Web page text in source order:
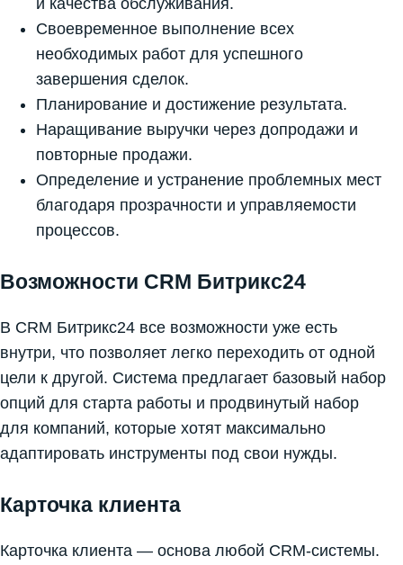
Своевременное выполнение всех
необходимых работ для успешного
завершения сделок.
Планирование и достижение результата.
Наращивание выручки через допродажи и
повторные продажи.
Определение и устранение проблемных мест
благодаря прозрачности и управляемости
процессов.
Возможности CRM Битрикс24
В CRM Битрикс24 все возможности уже есть
внутри, что позволяет легко переходить от одной
цели к другой. Система предлагает базовый набор
опций для старта работы и продвинутый набор
для компаний, которые хотят максимально
адаптировать инструменты под свои нужды.
Карточка клиента
Карточка клиента — основа любой CRM-системы.